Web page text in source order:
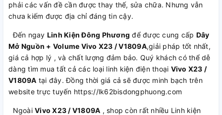
phải các vấn đề cần được thay thế, sửa chữa. Nhưng vẫn
chưa kiếm được địa chỉ đáng tin cậy.
Đến ngay Linh Kiện Đông Phương để được cung cấp Dây
Mở Nguồn + Volume Vivo X23 / V1809A,giải pháp tốt nhất,
giá cả hợp lý , và chất lượng đảm bảo. Quý khách có thể dễ
dàng tìm mua tất cả các loại linh kiện điện thoại Vivo X23 /
V1809A tại đây. Đồng thời giá cả sẽ được minh bạch trên
website trực tuyến https://lk62bisdongphuong.com
Ngoài Vivo X23 / V1809A , shop còn rất nhiều Linh kiện